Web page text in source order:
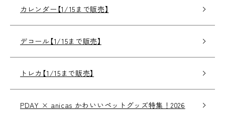
カレンダー【1/15まで販売】
デコール【1/15まで販売】
トレカ【1/15まで販売】
PDAY × anicas かわいいペットグッズ特集！2026